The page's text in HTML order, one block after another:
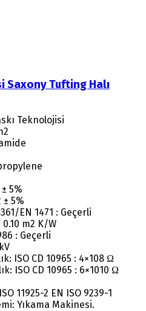
Saxony Tufting Halı
Teknolojisi
5%
± 5%
EN 1471 : Geçerli
m2 K/W
: Geçerli
ISO CD 10965 : 4×108 Ω
ISO CD 10965 : 6×1010 Ω
11925-2 EN ISO 9239-1
Yıkama Makinesi.